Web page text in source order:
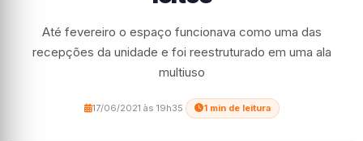
Até fevereiro o espaço funcionava como uma das
recepções da unidade e foi reestruturado em uma ala
multiuso
17/06/2021 às 19h35 1 min de leitura